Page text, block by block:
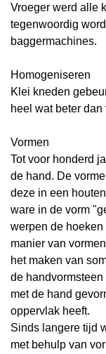
Vroeger werd alle
tegenwoordig
baggermachines.
Homogeniseren
Klei kneden
heel wat beter dan
Vormen
Tot voor honderd
de hand. De
deze in een
ware in de vorm
werpen de
manier van
het maken van
de handvormsteen
met de hand
oppervlak heeft.
Sinds langere tijd
met behulp van